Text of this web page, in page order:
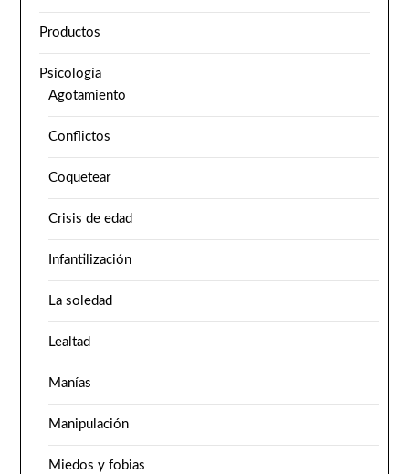
Productos
Psicología
Agotamiento
Conflictos
Coquetear
Crisis de edad
Infantilización
La soledad
Lealtad
Manías
Manipulación
Miedos y fobias